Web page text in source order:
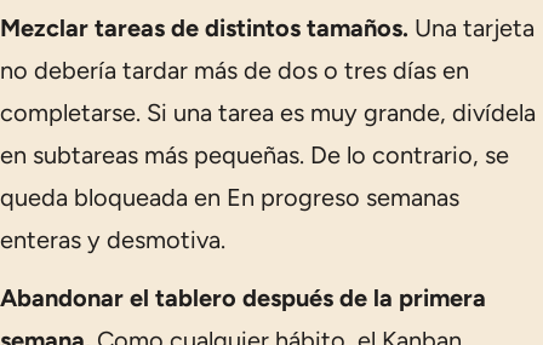
Mezclar tareas de distintos tamaños. Una tarjeta
no debería tardar más de dos o tres días en
completarse. Si una tarea es muy grande, divídela
en subtareas más pequeñas. De lo contrario, se
queda bloqueada en En progreso semanas
enteras y desmotiva.
Abandonar el tablero después de la primera